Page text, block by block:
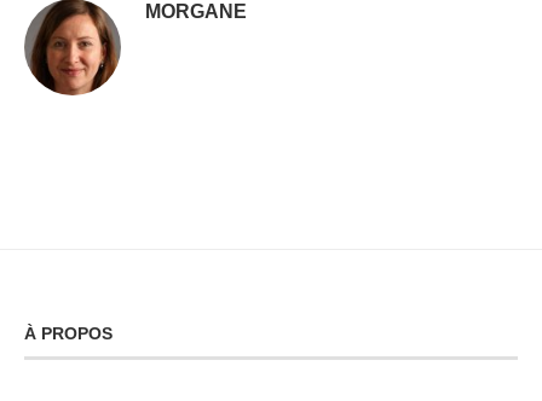
MORGANE
À PROPOS